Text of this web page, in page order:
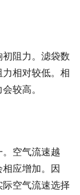
阻力。滤袋数
相对较低。相
较高。
空气流速越
应增加。因
空气流速选择